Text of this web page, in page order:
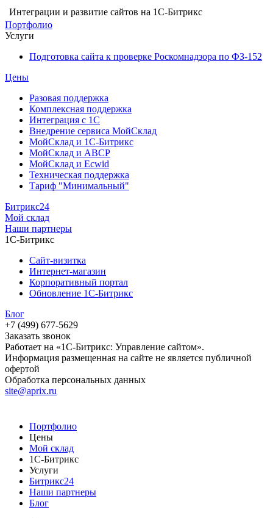
Интеграции и развитие сайтов на 1С-Битрикс
Портфолио
Услуги
Подготовка сайта к проверке Роскомнадзора по ФЗ-152
Цены
Разовая поддержка
Комплексная поддержка
Интеграция с 1С
Внедрение сервиса МойСклад
МойСклад и 1С-Битрикс
МойСклад и ABCP
МойСклад и Ecwid
Техническая поддержка
Тариф "Минимальный"
Битрикс24
Мой склад
Наши партнеры
1С-Битрикс
Сайт-визитка
Интернет-магазин
Корпоративный портал
Обновление 1С-Битрикс
Блог
+7 (499) 677-5629
Заказать звонок
Работает на «1С-Битрикс: Управление сайтом».
Информация размещенная на сайте не является публичной
офертой
Обработка персональных данных
site@aprix.ru
Портфолио
Цены
Мой склад
1С-Битрикс
Услуги
Битрикс24
Наши партнеры
Блог